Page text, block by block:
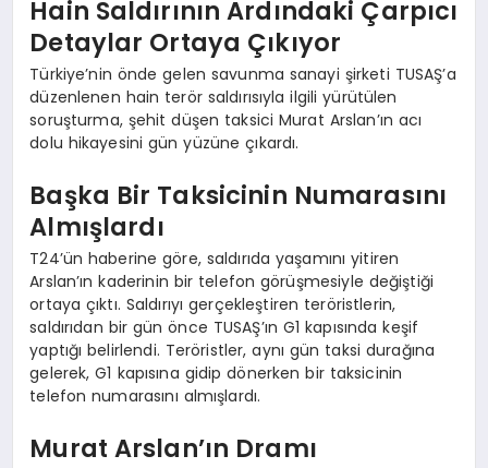
Hain Saldırının Ardındaki Çarpıcı
Detaylar Ortaya Çıkıyor
Türkiye’nin önde gelen savunma sanayi şirketi TUSAŞ’a
düzenlenen hain terör saldırısıyla ilgili yürütülen
soruşturma, şehit düşen taksici Murat Arslan’ın acı
dolu hikayesini gün yüzüne çıkardı.
Başka Bir Taksicinin Numarasını
Almışlardı
T24’ün haberine göre, saldırıda yaşamını yitiren
Arslan’ın kaderinin bir telefon görüşmesiyle değiştiği
ortaya çıktı. Saldırıyı gerçekleştiren teröristlerin,
saldırıdan bir gün önce TUSAŞ’ın G1 kapısında keşif
yaptığı belirlendi. Teröristler, aynı gün taksi durağına
gelerek, G1 kapısına gidip dönerken bir taksicinin
telefon numarasını almışlardı.
Murat Arslan’ın Dramı